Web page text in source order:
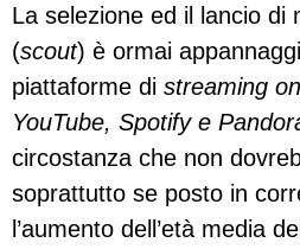
La selezione ed il lancio di
(scout) è ormai
piattaforme di streaming
YouTube, Spotify e
circostanza che non
soprattutto se posto in
l’aumento dell’età media